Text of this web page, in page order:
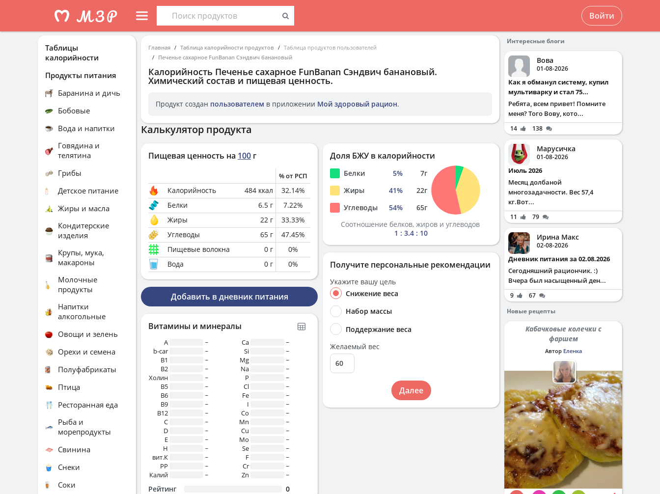
Войти
Главная Таблица калорийности продуктов
Таблица продуктов пользователей
Печенье сахарное FunBanan Сэндвич банановый
Калорийность Печенье сахарное FunBanan Сэндвич банановый.
Химический состав и пищевая ценность.
Продукт создан пользователем в приложении Мой здоровый рацион.
Калькулятор продукта
Пищевая ценность на 100 г
% от РСП
Калорийность 484 ккал 32.14%
Белки
6.5 г 7.22%
Жиры
22 г 33.33%
Углеводы
65 г 47.45%
Пищевые волокна
0 г 0%
Вода
0 г 0%
Добавить в дневник питания
Витамины и минералы
A
~
b-car
~
В1
~
B2
~
Холин
~
B5
~
B6
~
B9
~
B12
~
C
~
D
~
E
~
H
~
вит.К
~
PP
~
Калий
~
Ca
~
Si
~
Mg
~
Na
~
P
~
Cl
~
Fe
~
I
~
Co
~
Mn
~
Cu
~
Mo
~
Se
~
F
~
Cr
~
Zn
~
Рейтинг 0
Доля БЖУ в калорийности
Белки 5% 7г
Жиры
41% 22г
Углеводы
54% 65г
Соотношение белков, жиров и углеводов
1 : 3.4 : 10
Получите персональные рекомендации
Укажите вашу цель
Снижение веса
Набор массы
Поддержание веса
Желаемый вес
Далее
Таблицы
калорийности
Продукты питания
Баранина и дичь
Бобовые
Вода и напитки
Говядина и
телятина
Грибы
Детское питание
Жиры и масла
Кондитерские
изделия
Крупы, мука,
макароны
Молочные
продукты
Напитки
алкогольные
Овощи и зелень
Орехи и семена
Полуфабрикаты
Птица
Ресторанная еда
Рыба и
морепродукты
Свинина
Снеки
Соки
Интересные блоги
Вова
01-08-2026
Как я обманул систему, купил
мультиварку и стал 75...
Ребята, всем привет! Помните
меня? Того Вову, кото...
14 138
Марусичка
01-08-2026
Июль 2026
Месяц долбаной
многозадачности. Вес 57,4
кг.Вот...
11 79
Ирина Макс
02-08-2026
Дневник питания за 02.08.2026
Сегодняшний рациончик. :)
Вчера был насыщенный ден...
9
67
Новые рецепты
Кабачковые колечки с
фаршем
Автор Еленка